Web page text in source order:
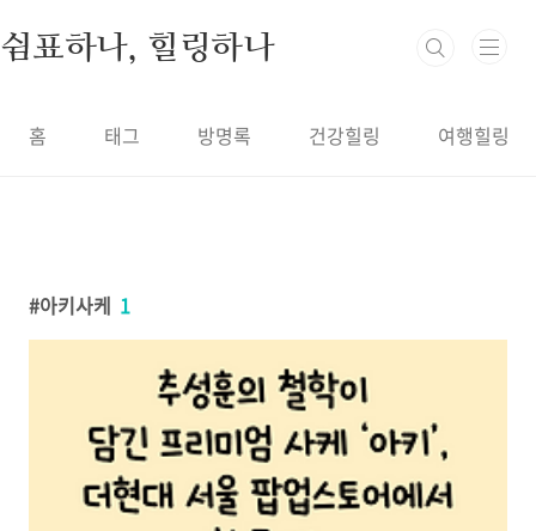
쉼표하나, 힐링하나
홈 태그 방명록 건강힐링 여행힐링
아키사케 1